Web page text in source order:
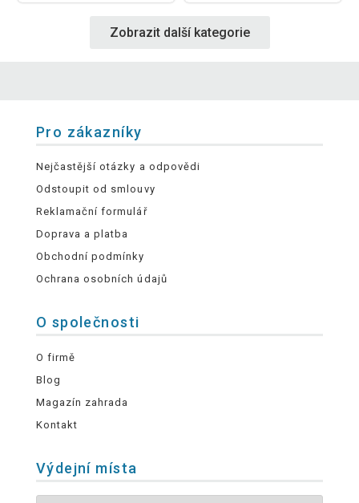
Zobrazit další kategorie
Pro zákazníky
Nejčastější otázky a odpovědi
Odstoupit od smlouvy
Reklamační formulář
Doprava a platba
Obchodní podmínky
Ochrana osobních údajů
O společnosti
O firmě
Blog
Magazín zahrada
Kontakt
Výdejní místa